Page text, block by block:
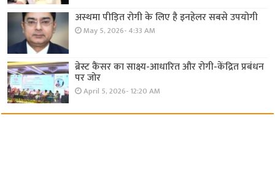
अस्थमा पीड़ित रोगी के लिए है इनहेलर सबसे उपयोगी
May 5, 2026- 4:33 AM
ब्रेस्ट कैंसर का साक्ष्य-आधारित और रोगी-केंद्रित प्रबंधन
पर जोर
April 5, 2026- 12:20 AM